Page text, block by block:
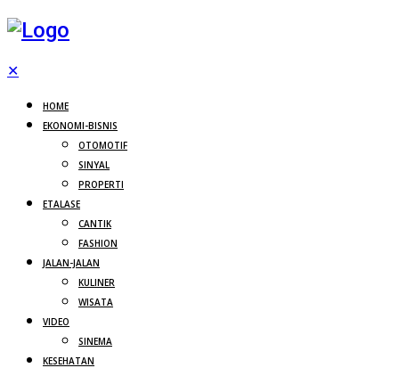
✕
HOME
EKONOMI-BISNIS
OTOMOTIF
SINYAL
PROPERTI
ETALASE
CANTIK
FASHION
JALAN-JALAN
KULINER
WISATA
VIDEO
SINEMA
KESEHATAN